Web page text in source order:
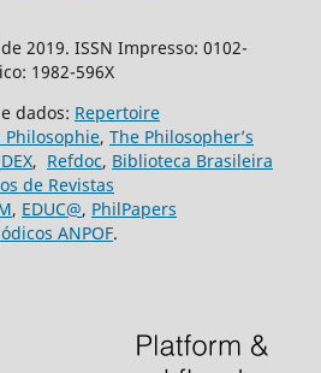
2019. ISSN Impresso: 0102-
1982-596X
dados: Repertoire
, The Philosopher’s
, Refdoc, Biblioteca Brasileira
de Revistas
, EDUC@, PhilPapers
ANPOF.